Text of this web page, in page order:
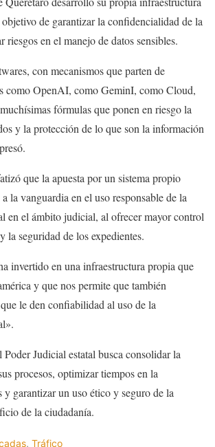
de garantizar la confidencialidad de la
en el manejo de datos sensibles.
con mecanismos que parten de
como OpenAI, como GeminI, como Cloud,
fórmulas que ponen en riesgo la
y la protección de lo que son la información
que la apuesta por un sistema propio
la vanguardia en el uso responsable de la
en el ámbito judicial, al ofrecer mayor control
la seguridad de los expedientes.
invertido en una infraestructura propia que
y que nos permite que también
le den confiabilidad al uso de la
Poder Judicial estatal busca consolidar la
procesos, optimizar tiempos en la
y garantizar un uso ético y seguro de la
de la ciudadanía.
, Tráfico